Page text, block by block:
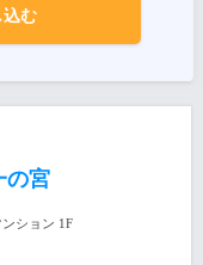
込む
の宮
ション 1F